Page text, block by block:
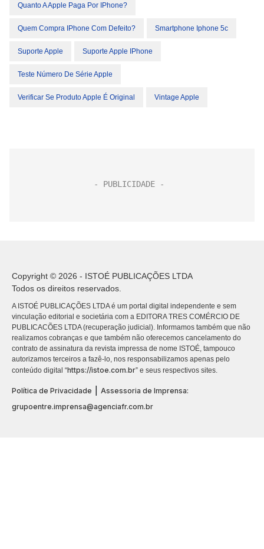
Quanto A Apple Paga Por IPhone?
Quem Compra IPhone Com Defeito? Smartphone Iphone 5c
Suporte Apple Suporte Apple IPhone
Teste Número De Série Apple
Verificar Se Produto Apple É Original Vintage Apple
Copyright © 2026 - ISTOÉ PUBLICAÇÕES LTDA
Todos os direitos reservados.
A ISTOÉ PUBLICAÇÕES LTDA é um portal digital independente e sem
vinculação editorial e societária com a EDITORA TRES COMÉRCIO DE
PUBLICACÕES LTDA (recuperação judicial). Informamos também que não
realizamos cobranças e que também não oferecemos cancelamento do
contrato de assinatura da revista impressa de nome ISTOÉ, tampouco
autorizamos terceiros a fazê-lo, nos responsabilizamos apenas pelo
conteúdo digital “https://istoe.com.br” e seus respectivos sites.
Política de Privacidade
Assessoria de Imprensa:
grupoentre.imprensa@agenciafr.com.br